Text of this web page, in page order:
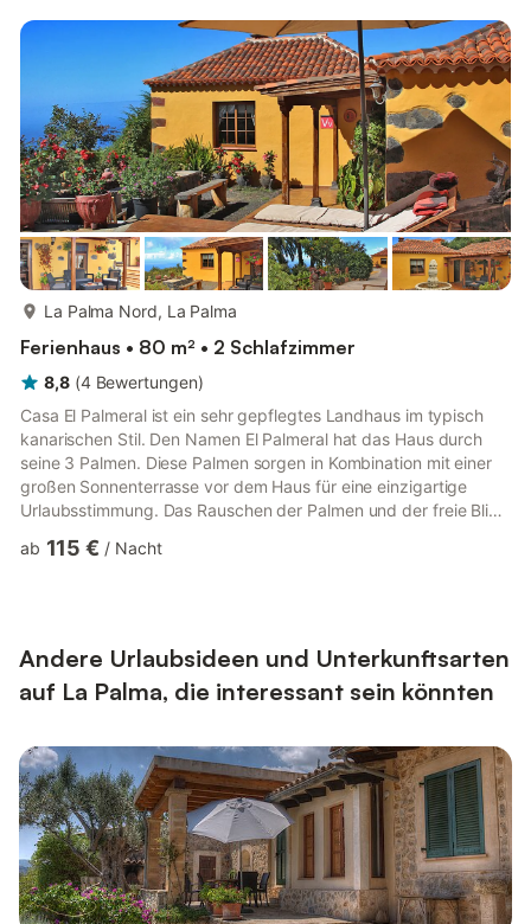
Blick auf das Meer hat und abends phantastische
Sonnenuntergänge genießen kann. Im Norden und Osten hat
man zudem einen schönen Blick auf ...
La Palma Nord, La Palma
Ferienhaus • 80 m² • 2 Schlafzimmer
8,8 (4 Bewertungen)
Casa El Palmeral ist ein sehr gepflegtes Landhaus im typisch
kanarischen Stil. Den Namen El Palmeral hat das Haus durch
seine 3 Palmen. Diese Palmen sorgen in Kombination mit einer
großen Sonnenterrasse vor dem Haus für eine einzigartige
Urlaubsstimmung. Das Rauschen der Palmen und der freie Blick
Terrasse ein. Am Abend können Sie den Sonnenuntergang
Mura...
ab 115 € / Nacht
Andere Urlaubsideen und Unterkunftsarten
auf La Palma, die interessant sein könnten